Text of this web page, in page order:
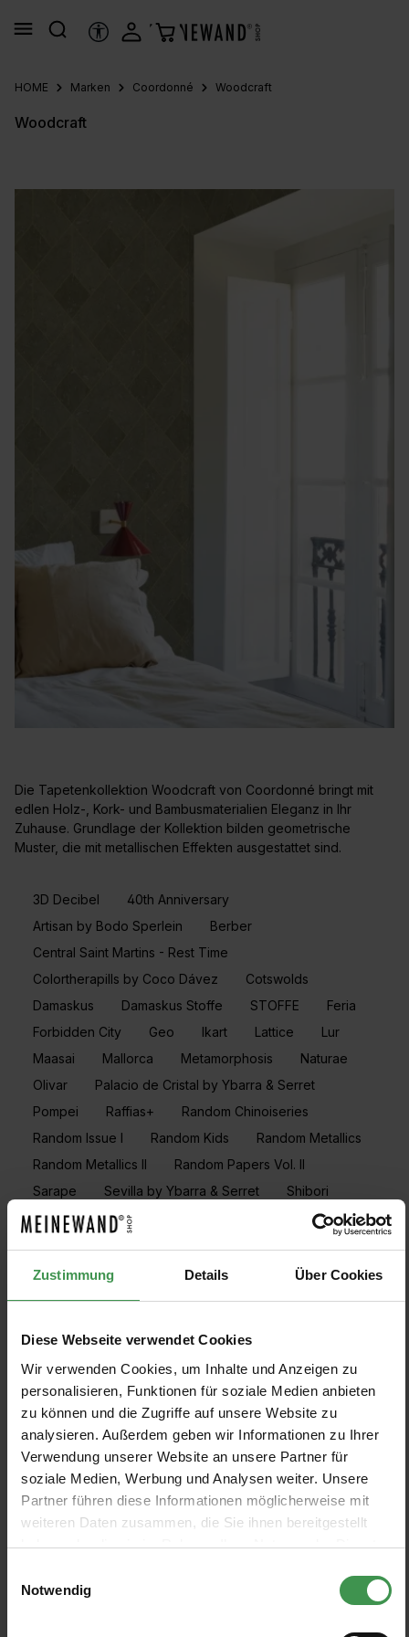
Zustimmung Details Über Cookies
Diese Webseite verwendet Cookies
Wir verwenden Cookies, um Inhalte und Anzeigen zu
personalisieren, Funktionen für soziale Medien anbieten
zu können und die Zugriffe auf unsere Website zu
analysieren. Außerdem geben wir Informationen zu Ihrer
Verwendung unserer Website an unsere Partner für
soziale Medien, Werbung und Analysen weiter. Unsere
Partner führen diese Informationen möglicherweise mit
weiteren Daten zusammen, die Sie ihnen bereitgestellt
haben oder die sie im Rahmen Ihrer Nutzung der Dienste
Notwendig
springen
HILFSTOOLS
HOME Marken Coordonné Woodcraft
Woodcraft
Die Tapetenkollektion Woodcraft von Coordonné bringt mit
edlen Holz-, Kork- und Bambusmaterialien Eleganz in Ihr
Zuhause. Grundlage der Kollektion bilden geometrische
Muster, die mit metallischen Effekten ausgestattet sind.
3D Decibel
40th Anniversary
Artisan by Bodo Sperlein
Berber
Central Saint Martins - Rest Time
Colortherapills by Coco Dávez
Cotswolds
Damaskus
Damaskus Stoffe STOFFE
Feria
Forbidden City
Geo Ikart Lattice
Lur
Maasai
Mallorca Metamorphosis
Naturae
Olivar
Palacio de Cristal by Ybarra & Serret
Pompei
Raffias+
Random Chinoiseries
Random Issue I
Random Kids
Random Metallics
Random Metallics II
Random Papers Vol. II
Sarape
Sevilla by Ybarra & Serret
Shibori
Stripes & Checks
Wander
Muster anzeigen
+2
Tapete Diamond Cork
+6
Tapete Hexagon
Coordonné
Tapete Arrow Cork